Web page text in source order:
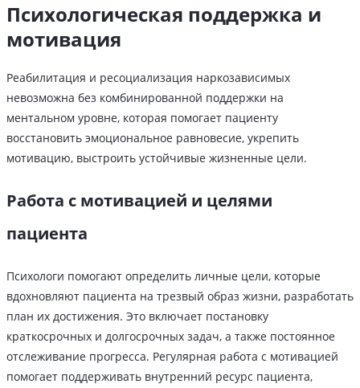
Психологическая поддержка и
мотивация
Реабилитация и ресоциализация наркозависимых
невозможна без комбинированной поддержки на
ментальном уровне, которая помогает пациенту
восстановить эмоциональное равновесие, укрепить
мотивацию, выстроить устойчивые жизненные цели.
Работа с мотивацией и целями
пациента
Психологи помогают определить личные цели, которые
вдохновляют пациента на трезвый образ жизни, разработать
план их достижения. Это включает постановку
краткосрочных и долгосрочных задач, а также постоянное
отслеживание прогресса. Регулярная работа с мотивацией
помогает поддерживать внутренний ресурс пациента,